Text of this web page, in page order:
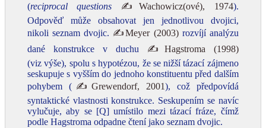
(reciprocal questions ✍Wachowicz(ové), 1974).
Odpověď může obsahovat jen jednotlivou dvojici,
nikoli seznam dvojic. ✍Meyer (2003)rozvíjí analýzu
dané konstrukce v duchu ✍Hagstroma (1998)
(viz výše), spolu s hypotézou, že se nižší tázací zájmeno
seskupuje s vyšším do jednoho konstituentu před dalším
pohybem (✍Grewendorf, 2001), což předpovídá
syntaktické vlastnosti konstrukce. Seskupením se navíc
vylučuje, aby se [Q] umístilo mezi tázací fráze, čímž
podle Hagstroma odpadne čtení jako seznam dvojic.